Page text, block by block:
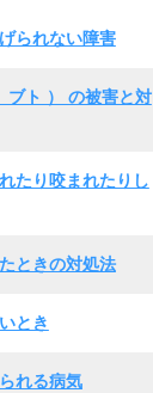
られない障害
ブト ） の被害と対
たり咬まれたりし
ときの対処法
とき
れる病気